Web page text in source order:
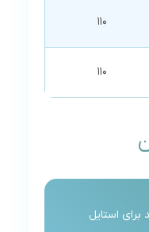
110
110
استایل